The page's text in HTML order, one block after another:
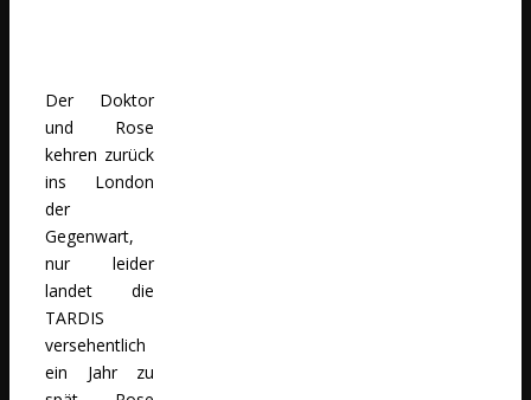
Der Doktor
und Rose
kehren zurück
ins London
der
Gegenwart,
nur leider
landet die
TARDIS
versehentlich
ein Jahr zu